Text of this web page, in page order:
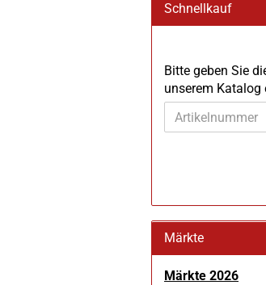
Schnellkauf
BITTE
GEBEN
SIE
DIE
Bitte geben Sie
unserem Katalog
Märkte
Märkte 2026